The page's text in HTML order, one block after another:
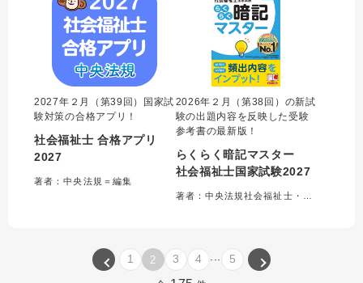
2027年２月（第39回）国家試
験対策の合格アプリ！
社会福祉士 合格アプリ
2027
著者：中央法規＝編集
2026年２月（第38回）の新試
験の出題内容を反映した受験
参考書の最新版！
らくらく暗記マスター
社会福祉士国家試験2027
1 2 3 4 5